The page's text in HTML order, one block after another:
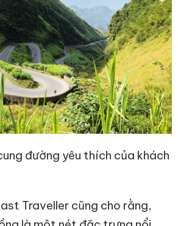
đường yêu thích của khách
Traveller cũng cho rằng,